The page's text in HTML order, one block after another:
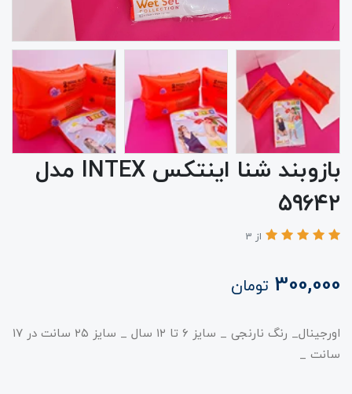
بازوبند شنا اینتکس INTEX مدل
۵۹۶۴۲
از 3
300,000 تومان
اورجینال_ رنگ نارنجی _ سایز ۶ تا ۱۲ سال _ سایز ۲۵ سانت در ۱۷
سانت _